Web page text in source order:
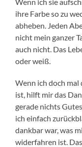
Wenn ich sie
ihre Farbe so zu
abheben. Jeden
nicht mein ganzer
auch nicht. Das
oder weiß.
Wenn ich doch mal
ist, hilft mir das
gerade nichts
ich einfach
dankbar war, was
widerfahren ist.